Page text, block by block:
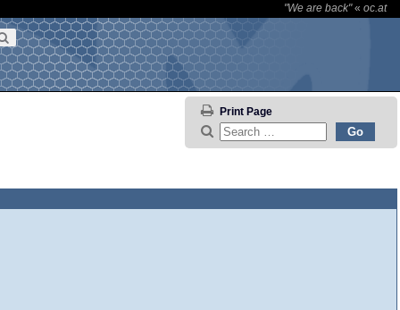
"We are back"« oc.at
Print Page